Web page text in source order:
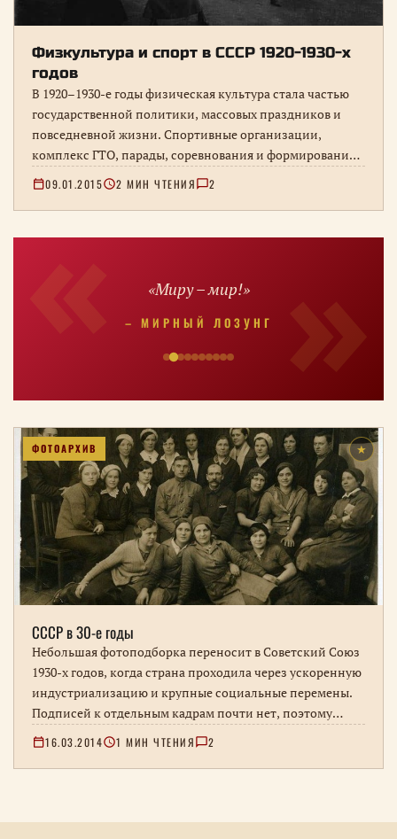
Физкультура и спорт в СССР 1920-1930-х
годов
В 1920–1930-е годы физическая культура стала частью
государственной политики, массовых праздников и
повседневной жизни. Спортивные организации,
комплекс ГТО, парады, соревнования и формирование
образа физически подготовленного гражданина.
09.01.2015 2 МИН ЧТЕНИЯ 2
«Миру – мир!»
– МИРНЫЙ ЛОЗУНГ
ФОТОАРХИВ ★
СССР в 30-е годы
Небольшая фотоподборка переносит в Советский Союз
1930-х годов, когда страна проходила через ускоренную
индустриализацию и крупные социальные перемены.
Подписей к отдельным кадрам почти нет, поэтому
точные места, даты и герои требуют уточнения.
16.03.2014 1 МИН ЧТЕНИЯ 2